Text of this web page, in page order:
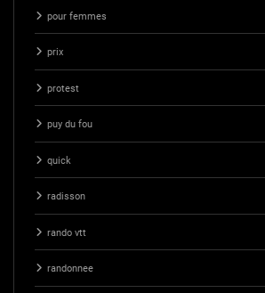
pour femmes
prix
protest
puy du fou
quick
radisson
rando vtt
randonnee